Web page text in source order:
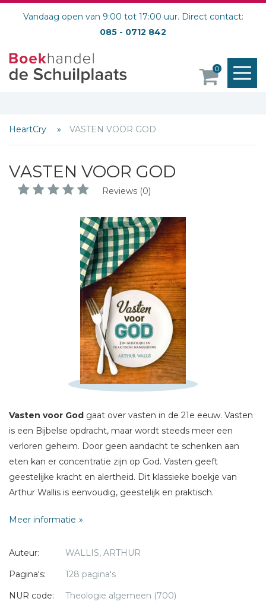
Vandaag open van 9:00 tot 17:00 uur. Direct contact:
085 - 0712 842
0
HeartCry VASTEN VOOR GOD
VASTEN VOOR GOD
Reviews (0)
Vasten voor God gaat over vasten in de 21e eeuw. Vasten
is een Bijbelse opdracht, maar wordt steeds meer een
verloren geheim. Door geen aandacht te schenken aan
eten kan er concentratie zijn op God. Vasten geeft
geestelijke kracht en alertheid. Dit klassieke boekje van
Arthur Wallis is eenvoudig, geestelijk en praktisch.
Meer informatie
Auteur:
WALLIS, ARTHUR
Pagina's:
128 pagina's
NUR code:
Theologie algemeen (700)
Schrijf hieronder je review!
Titel *
Bericht *